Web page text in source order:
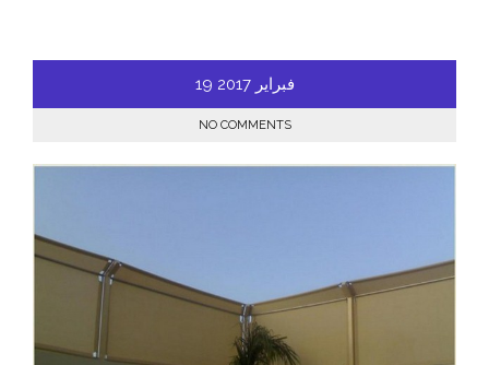
فبراير 19 2017
NO COMMENTS